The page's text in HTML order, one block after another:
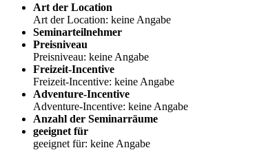
Art der Location
Art der Location: keine Angabe
Seminarteilnehmer
Preisniveau
Preisniveau: keine Angabe
Freizeit-Incentive
Freizeit-Incentive: keine Angabe
Adventure-Incentive
Adventure-Incentive: keine Angabe
Anzahl der Seminarräume
geeignet für
geeignet für: keine Angabe